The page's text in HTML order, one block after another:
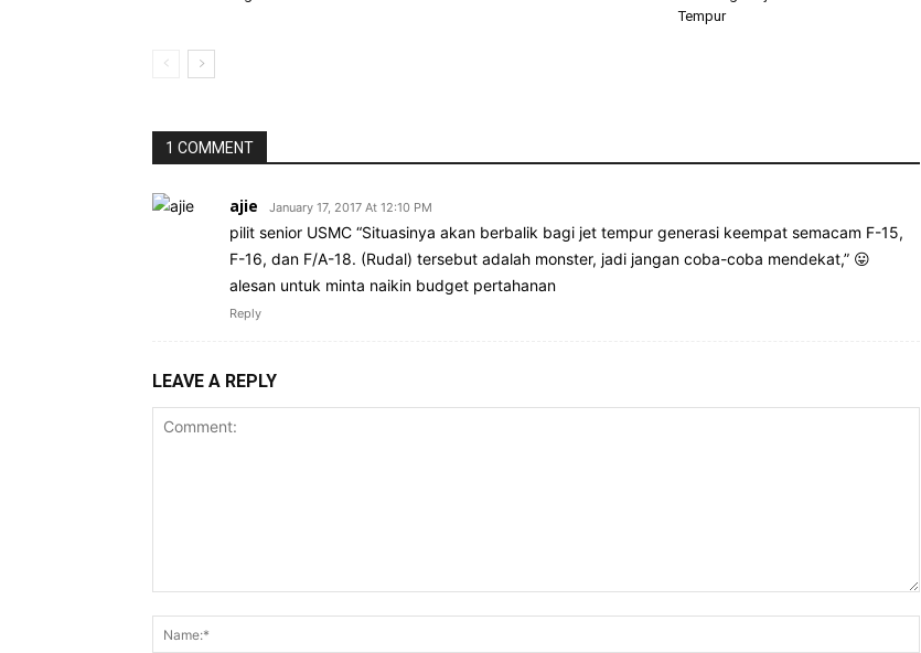
Tempur
1 COMMENT
ajie January 17, 2017 At 12:10 PM
pilit senior USMC “Situasinya akan berbalik bagi jet tempur generasi keempat semacam F-15,
F-16, dan F/A-18. (Rudal) tersebut adalah monster, jadi jangan coba-coba mendekat,” 😛
alesan untuk minta naikin budget pertahanan
Reply
LEAVE A REPLY